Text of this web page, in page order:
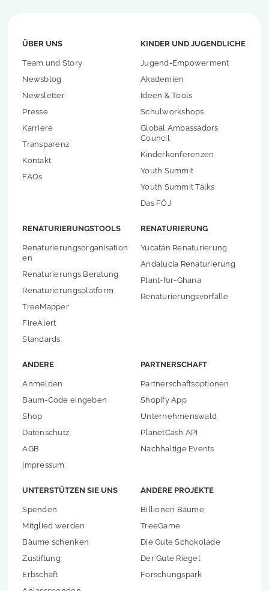
ÜBER UNS
Team und Story
Newsblog
Newsletter
Presse
Karriere
Transparenz
Kontakt
FAQs
KINDER UND JUGENDLICHE
Jugend-Empowerment
Akademien
Ideen & Tools
Schulworkshops
Global Ambassadors
Council
Kinderkonferenzen
Youth Summit
Youth Summit Talks
Das FÖJ
RENATURIERUNGSTOOLS
Renaturierungsorganisation
en
Renaturierungs Beratung
Renaturierungsplatform
TreeMapper
FireAlert
Standards
RENATURIERUNG
Yucatán Renaturierung
Andalucia Renaturierung
Plant-for-Ghana
Renaturierungsvorfälle
ANDERE
Anmelden
Baum-Code eingeben
Shop
Datenschutz
AGB
Impressum
PARTNERSCHAFT
Partnerschaftsoptionen
Shopify App
Unternehmenswald
PlanetCash API
Nachhaltige Events
UNTERSTÜTZEN SIE UNS
Spenden
Mitglied werden
Bäume schenken
Zustiftung
Erbschaft
ANDERE PROJEKTE
Billionen Bäume
TreeGame
Die Gute Schokolade
Der Gute Riegel
Forschungspark